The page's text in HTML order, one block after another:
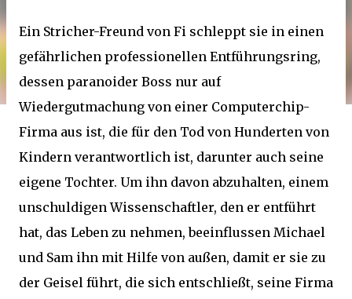
Ein Stricher-Freund von Fi schleppt sie in einen
gefährlichen professionellen Entführungsring,
dessen paranoider Boss nur auf
Wiedergutmachung von einer Computerchip-
Firma aus ist, die für den Tod von Hunderten von
Kindern verantwortlich ist, darunter auch seine
eigene Tochter. Um ihn davon abzuhalten, einem
unschuldigen Wissenschaftler, den er entführt
hat, das Leben zu nehmen, beeinflussen Michael
und Sam ihn mit Hilfe von außen, damit er sie zu
der Geisel führt, die sich entschließt, seine Firma